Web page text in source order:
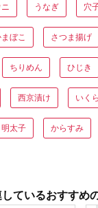
うなぎ 穴
ぼこ さつま揚げ
ちりめん ひじき
西京漬け いくら
明太子 からすみ
ているおすすめ